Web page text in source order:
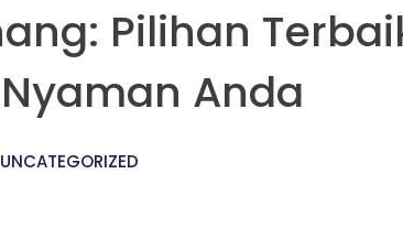
Pilihan
Anda
UNCATEGORIZED